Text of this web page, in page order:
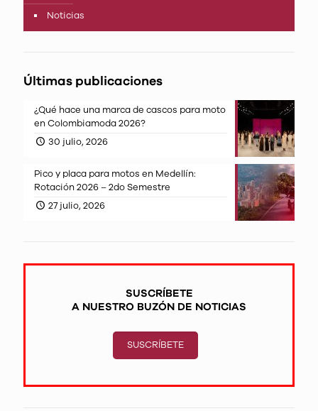
Noticias
Últimas publicaciones
¿Qué hace una marca de cascos para moto
en Colombiamoda 2026?
30 julio, 2026
Pico y placa para motos en Medellín:
Rotación 2026 – 2do Semestre
27 julio, 2026
SUSCRÍBETE
A NUESTRO BUZÓN DE NOTICIAS
SUSCRÍBETE